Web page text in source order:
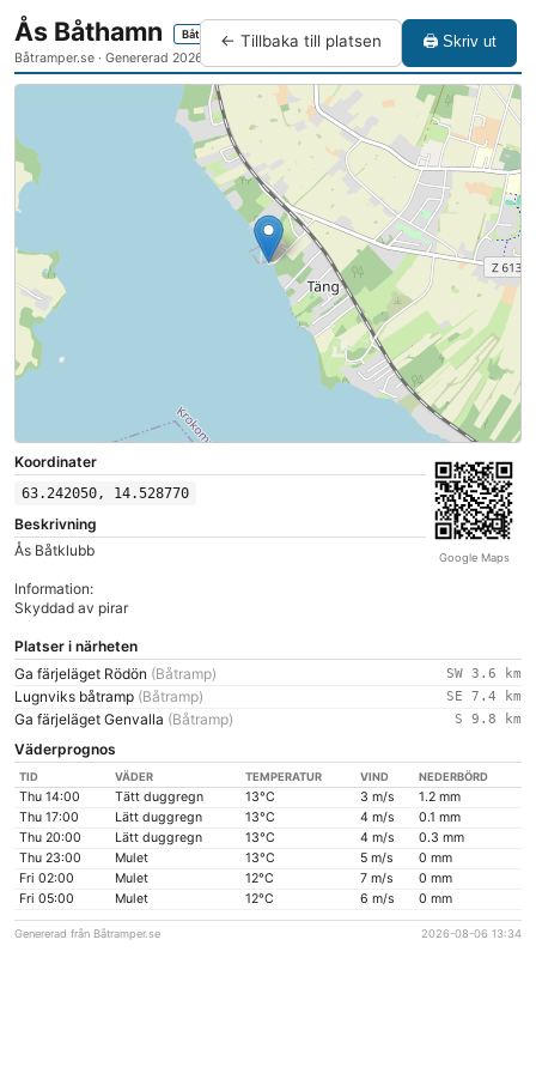
← Tillbaka till platsen 🖨 Skriv ut
Ås Båthamn Båtramp
Båtramper.se · Genererad 2026-08-06 13:34
Koordinater
63.242050, 14.528770
Beskrivning
Ås Båtklubb
Information:
Skyddad av pirar
Google Maps
Platser i närheten
Ga färjeläget Rödön (Båtramp) SW 3.6 km
Lugnviks båtramp (Båtramp) SE 7.4 km
Ga färjeläget Genvalla (Båtramp) S 9.8 km
Väderprognos
TID VÄDER TEMPERATUR VIND NEDERBÖRD
Thu 14:00 Tätt duggregn 13°C 3 m/s
1.2 mm
Thu 17:00
Lätt duggregn 13°C 4 m/s
0.1 mm
Thu 20:00
Lätt duggregn 13°C 4 m/s
0.3 mm
Thu 23:00
Mulet 13°C 5 m/s
0 mm
Fri 02:00
Mulet 12°C 7 m/s
0 mm
Fri 05:00
Mulet 12°C 6 m/s 0 mm
Genererad från Båtramper.se 2026-08-06 13:34